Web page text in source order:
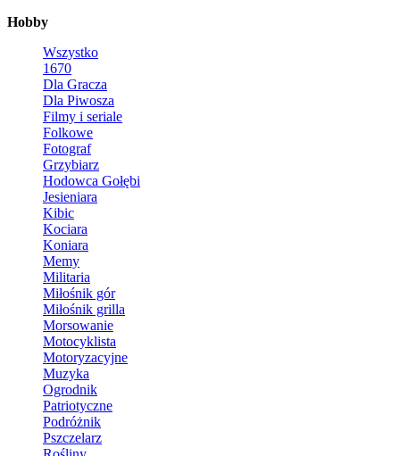
Hobby
Wszystko
1670
Dla Gracza
Dla Piwosza
Filmy i seriale
Folkowe
Fotograf
Grzybiarz
Hodowca Gołębi
Jesieniara
Kibic
Kociara
Koniara
Memy
Militaria
Miłośnik gór
Miłośnik grilla
Morsowanie
Motocyklista
Motoryzacyjne
Muzyka
Ogrodnik
Patriotyczne
Podróżnik
Pszczelarz